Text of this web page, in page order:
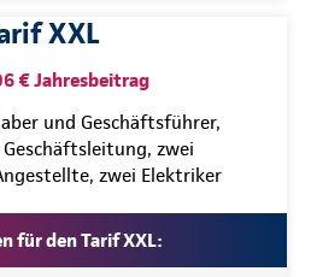
XXL
€ Jahresbeitrag
und Geschäftsführer,
zwei
zwei Elektriker
für den Tarif XXL: